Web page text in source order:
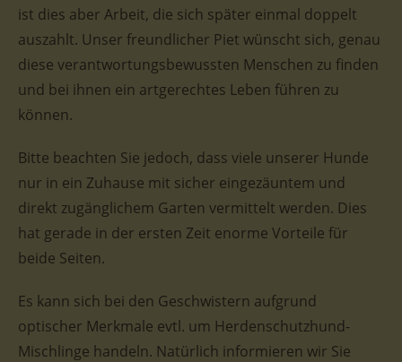
ist dies aber Arbeit, die sich später einmal doppelt
auszahlt. Unser freundlicher Piet wünscht sich, genau
diese verantwortungsbewussten Menschen zu finden
und bei ihnen ein artgerechtes Leben führen zu
können.
Bitte beachten Sie jedoch, dass viele unserer Hunde
nur in ein Zuhause mit sicher eingezäuntem und
direkt zugänglichem Garten vermittelt werden. Dies
hat gerade in der ersten Zeit enorme Vorteile für
beide Seiten.
Es kann sich bei den Geschwistern aufgrund
optischer Merkmale evtl. um Herdenschutzhund-
Mischlinge handeln. Natürlich informieren wir Sie